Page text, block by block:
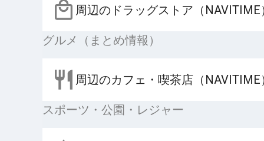
周辺のドラッグストア（NAVITIME
グルメ（まとめ情報）
周辺のカフェ・喫茶店（NAVITIME
スポーツ・公園・レジャー